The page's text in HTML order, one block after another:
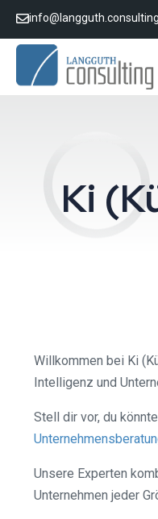
info@langguth.consulting
Ki
Willkommen bei Ki
Intelligenz und
Stell dir vor, du
Unsere Experten
Unternehmen jeder